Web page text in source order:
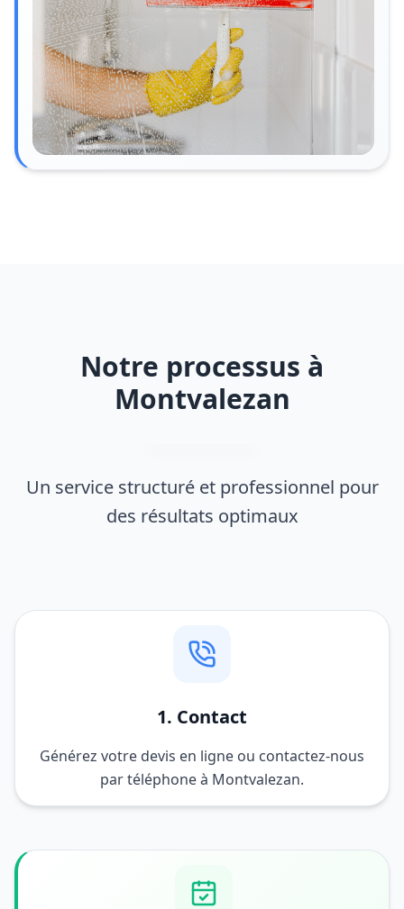
Notre processus à
Montvalezan
Un service structuré et professionnel pour
des résultats optimaux
1. Contact
Générez votre devis en ligne ou contactez-nous
par téléphone à Montvalezan.